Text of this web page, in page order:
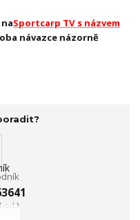
Sportcarp TV s názvem
návazce názorně